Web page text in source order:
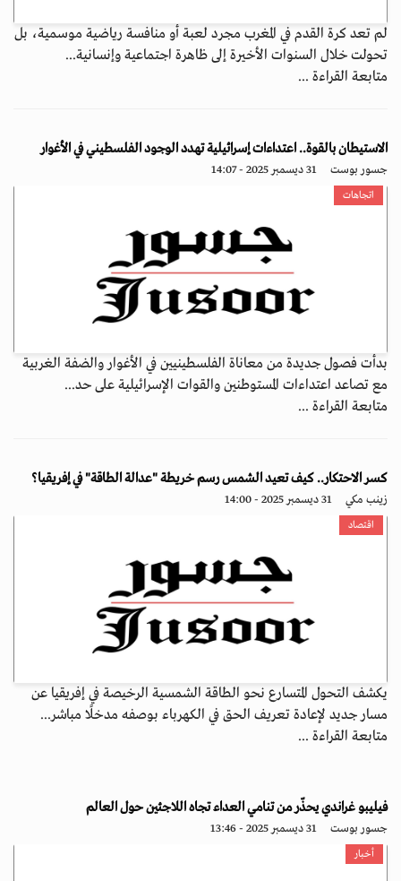
لم تعد كرة القدم في المغرب مجرد لعبة أو منافسة رياضية موسمية، بل
تحولت خلال السنوات الأخيرة إلى ظاهرة اجتماعية وإنسانية...
متابعة القراءة ...
الاستيطان بالقوة.. اعتداءات إسرائيلية تهدد الوجود الفلسطيني في الأغوار
جسور بوست 31 ديسمبر 2025 - 14:07
اتجاهات
بدأت فصول جديدة من معاناة الفلسطينيين في الأغوار والضفة الغربية
مع تصاعد اعتداءات المستوطنين والقوات الإسرائيلية على حد...
متابعة القراءة ...
كسر الاحتكار.. كيف تعيد الشمس رسم خريطة "عدالة الطاقة" في إفريقيا؟
زينب مكي 31 ديسمبر 2025 - 14:00
اقتصاد
يكشف التحول المتسارع نحو الطاقة الشمسية الرخيصة في إفريقيا عن
مسار جديد لإعادة تعريف الحق في الكهرباء بوصفه مدخلًا مباشر...
متابعة القراءة ...
فيليبو غراندي يحذّر من تنامي العداء تجاه اللاجئين حول العالم
جسور بوست 31 ديسمبر 2025 - 13:46
أخبار